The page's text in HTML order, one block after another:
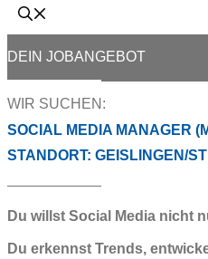
DEIN JOBANGEBOT
WIR SUCHEN:
SOCIAL MEDIA MANAGER
STANDORT: GEISLINGEN/
Du willst Social Media nicht
Du erkennst Trends,